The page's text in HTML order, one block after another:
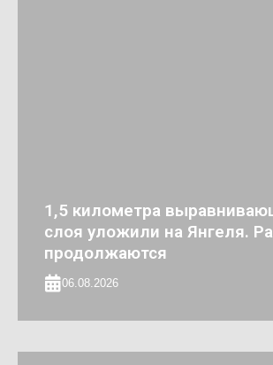
1,5 километра
слоя уложили на Янгеля.
продолжаются
06.08.2026